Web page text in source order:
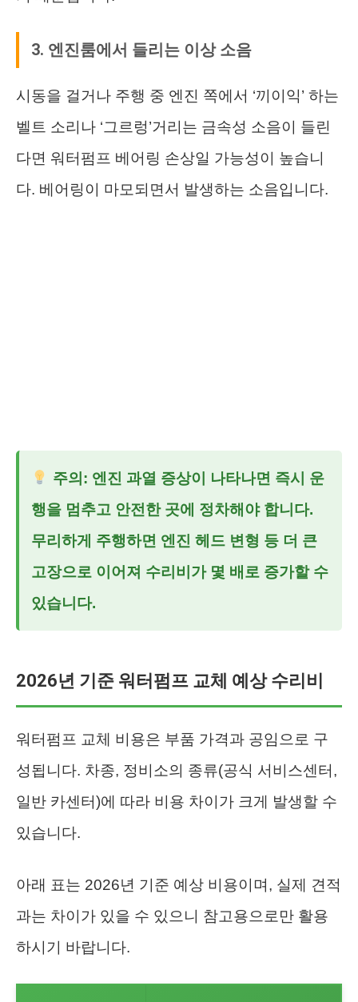
3. 엔진룸에서 들리는 이상 소음
시동을 걸거나 주행 중 엔진 쪽에서 ‘끼이익’ 하는
벨트 소리나 ‘그르렁’거리는 금속성 소음이 들린
다면 워터펌프 베어링 손상일 가능성이 높습니
다. 베어링이 마모되면서 발생하는 소음입니다.
주의: 엔진 과열 증상이 나타나면 즉시 운
행을 멈추고 안전한 곳에 정차해야 합니다.
무리하게 주행하면 엔진 헤드 변형 등 더 큰
고장으로 이어져 수리비가 몇 배로 증가할 수
있습니다.
2026년 기준 워터펌프 교체 예상 수리비
워터펌프 교체 비용은 부품 가격과 공임으로 구
성됩니다. 차종, 정비소의 종류(공식 서비스센터,
일반 카센터)에 따라 비용 차이가 크게 발생할 수
있습니다.
아래 표는 2026년 기준 예상 비용이며, 실제 견적
과는 차이가 있을 수 있으니 참고용으로만 활용
하시기 바랍니다.